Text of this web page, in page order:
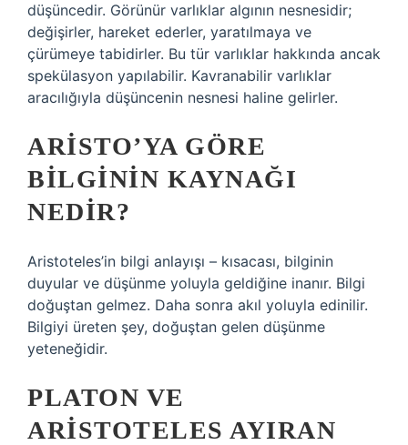
düşüncedir. Görünür varlıklar algının nesnesidir;
değişirler, hareket ederler, yaratılmaya ve
çürümeye tabidirler. Bu tür varlıklar hakkında ancak
spekülasyon yapılabilir. Kavranabilir varlıklar
aracılığıyla düşüncenin nesnesi haline gelirler.
ARISTO’YA GÖRE
BILGININ KAYNAĞI
NEDIR?
Aristoteles’in bilgi anlayışı – kısacası, bilginin
duyular ve düşünme yoluyla geldiğine inanır. Bilgi
doğuştan gelmez. Daha sonra akıl yoluyla edinilir.
Bilgiyi üreten şey, doğuştan gelen düşünme
yeteneğidir.
PLATON VE
ARISTOTELES AYIRAN